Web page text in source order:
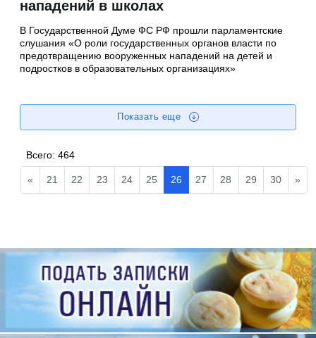
нападений в школах
В Государственной Думе ФС РФ прошли парламентские
слушания «О роли государственных органов власти по
предотвращению вооруженных нападений на детей и
подростков в образовательных организациях»
Показать еще
Всего:464
« 21 22 23 24 25 26 27 28 29 30 »